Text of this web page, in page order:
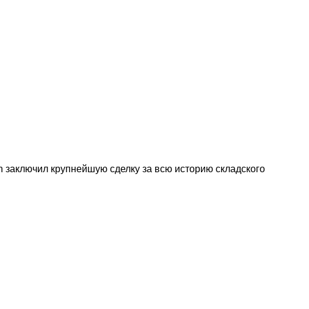
крупнейшую сделку за всю историю складского